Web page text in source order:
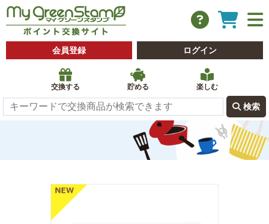
会員登録 ログイン
交換する 貯める 楽しむ
 検索